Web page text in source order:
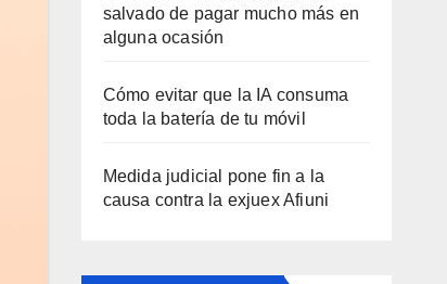
salvado de pagar mucho más en
alguna ocasión
Cómo evitar que la IA consuma
toda la batería de tu móvil
Medida judicial pone fin a la
causa contra la exjuex Afiuni